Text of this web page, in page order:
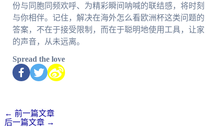
份与同胞同频欢呼、为精彩瞬间呐喊的联结感，将时刻
与你相伴。记住，解决在海外怎么看欧洲杯这类问题的
答案，不在于接受限制，而在于聪明地使用工具，让家
的声音，从未远离。
Spread the love
← 前一篇文章
后一篇文章 →